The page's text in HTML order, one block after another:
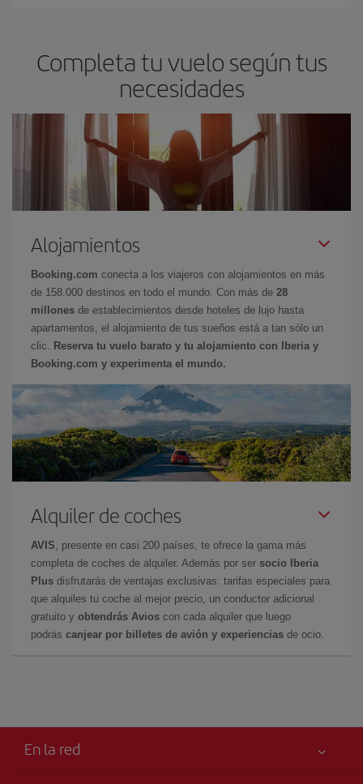
Completa tu vuelo según tus
necesidades
Alojamientos
Booking.com conecta a los viajeros con alojamientos en más
de 158.000 destinos en todo el mundo. Con más de 28
millones de establecimientos desde hoteles de lujo hasta
apartamentos, el alojamiento de tus sueños está a tan sólo un
clic.
Reserva tu vuelo barato y tu alojamiento con Iberia y
Booking.com y experimenta el mundo.
Alquiler de coches
AVIS , presente en casi 200 países, te ofrece la gama más
completa de coches de alquiler. Además por ser socio Iberia
Plus disfrutarás de ventajas exclusivas: tarifas especiales para
que alquiles tu coche al mejor precio, un conductor adicional
gratuito y obtendrás Avios con cada alquiler que luego
podrás canjear por billetes de avión y experiencias de ocio.
En la red